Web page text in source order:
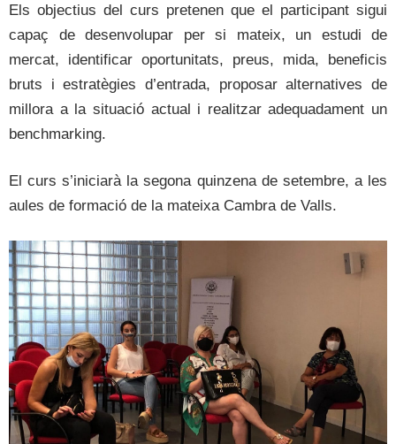
Els objectius del curs pretenen que el participant sigui
capaç de desenvolupar per si mateix, un estudi de
mercat, identificar oportunitats, preus, mida, beneficis
bruts i estratègies d’entrada, proposar alternatives de
millora a la situació actual i realitzar adequadament un
benchmarking.
El curs s’iniciarà la segona quinzena de setembre, a les
aules de formació de la mateixa Cambra de Valls.